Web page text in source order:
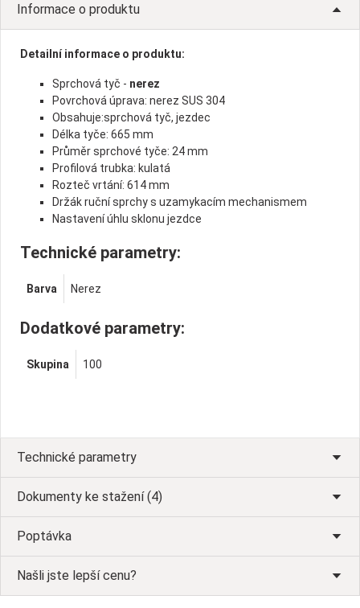
Informace o produktu
Detailní informace o produktu:
Sprchová tyč - nerez
Povrchová úprava: nerez SUS 304
Obsahuje:sprchová tyč, jezdec
Délka tyče: 665 mm
Průměr sprchové tyče: 24 mm
Profilová trubka: kulatá
Rozteč vrtání: 614 mm
Držák ruční sprchy s uzamykacím mechanismem
Nastavení úhlu sklonu jezdce
Technické parametry:
Barva Nerez
Dodatkové parametry:
Skupina 100
Technické parametry
Dokumenty ke stažení (4)
Poptávka
Našli jste lepší cenu?